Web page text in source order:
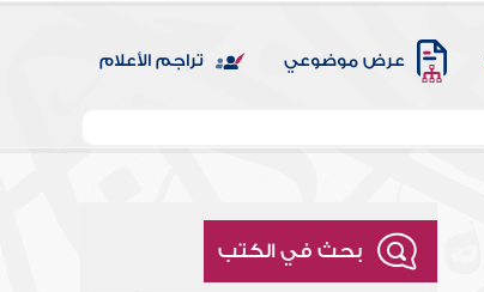
عرض موضوعي تراجم الأعلام
بحث في الكتب